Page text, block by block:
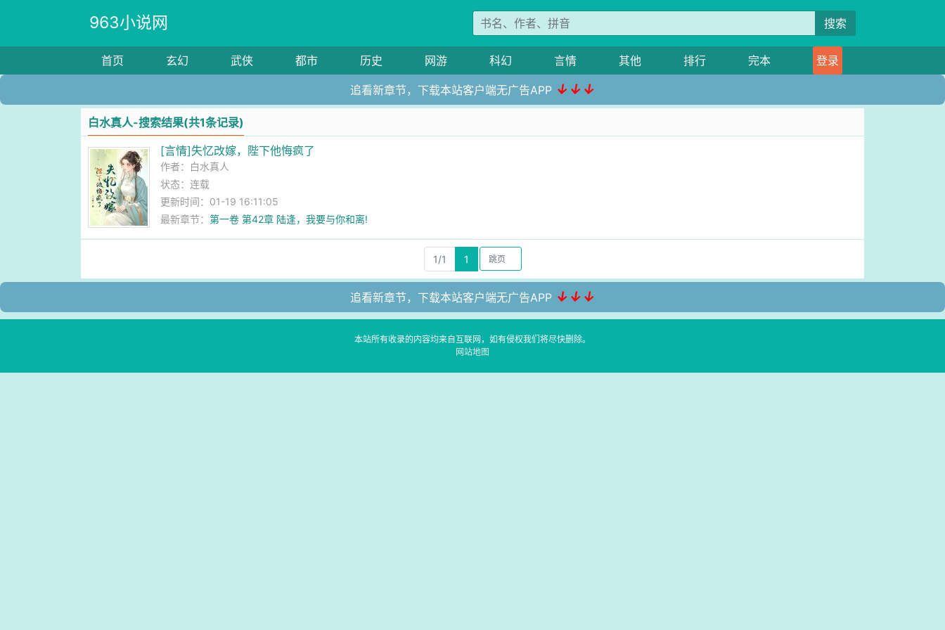
963小说网 搜索
首页 玄幻 武侠 都市 历史 网游 科幻 言情 其他 排行 完本 登录
追看新章节，下载本站客户端无广告APP ↓↓↓
白水真人-搜索结果(共1条记录)
[言情]失忆改嫁，陛下他悔疯了
作者： 白水真人
状态：连载
更新时间：01-19 16:11:05
最新章节：第一卷 第42章 陆逢，我要与你和离!
1/1 1
追看新章节，下载本站客户端无广告APP ↓↓↓
本站所有收录的内容均来自互联网，如有侵权我们将尽快删除。
网站地图